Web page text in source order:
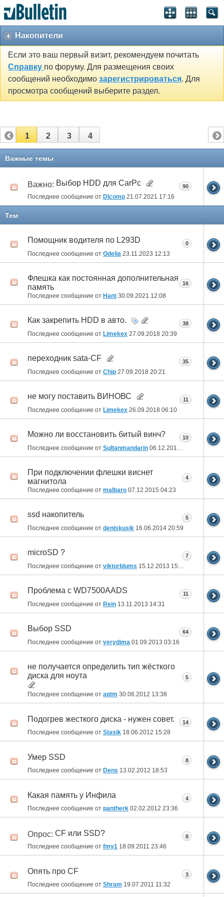
Накопители
Если это ваш первый визит, рекомендуем почитать
Справку по форуму. Для размещения своих
сообщений необходимо зарегистрироваться. Для
просмотра сообщений выберите раздел.
1 2 3 4
Важные темы
Важно: Выбор HDD для CarPc
Последнее сообщение от DIcomp 21.07.2021 17:16
90
Тем
Помощник водителя по L293D
Последнее сообщение от Odelia 23.11.2023 12:13
0
Флешка как постоянная дополнительная
память
Последнее сообщение от Hant 30.09.2021 12:08
16
Как закрепить HDD в авто.
Последнее сообщение от Limekex 27.09.2018 20:39
38
переходник sata-CF
Последнее сообщение от Chip 27.09.2018 20:21
35
не могу поставить ВИНОВС
Последнее сообщение от Limekex 26.09.2018 06:10
11
Можно ли восстановить битый винч?
Последнее сообщение от Sultanmandarin 06.12.2016 12:55
10
При подключении флешки виснет
магнитола
Последнее сообщение от malbaro 07.12.2015 04:23
4
ssd накопитель
Последнее сообщение от deniskusik 16.06.2014 20:59
5
microSD ?
Последнее сообщение от viktorblums 15.12.2013 15:08
7
Проблема с WD7500AADS
Последнее сообщение от Rein 13.11.2013 14:31
11
Выбор SSD
Последнее сообщение от verydima 01.09.2013 03:16
64
не получается определить тип жёсткого
диска для ноута
Последнее сообщение от aptm 30.06.2012 13:38
5
Подогрев жесткого диска - нужен совет.
Последнее сообщение от Stasik 18.06.2012 15:28
14
Умер SSD
Последнее сообщение от Dens 13.02.2012 18:53
8
Какая память у Инфила
Последнее сообщение от pantherk 02.02.2012 23:36
4
Опрос: CF или SSD?
Последнее сообщение от fmy1 18.09.2011 23:46
8
Опять про CF
Последнее сообщение от Shram 19.07.2011 11:32
3